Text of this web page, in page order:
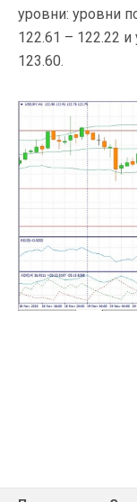
уровни: уровни
122.61 – 122.22
123.60.